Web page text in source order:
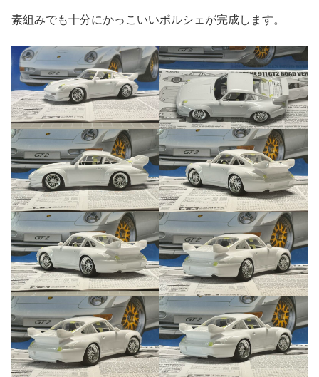
素組みでも十分にかっこいいポルシェが完成します。